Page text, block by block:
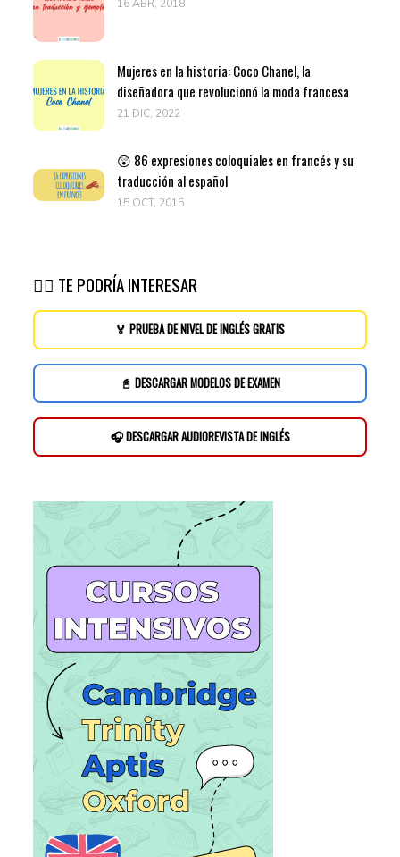
16 ABR, 2018
Mujeres en la historia: Coco Chanel, la
diseñadora que revolucionó la moda francesa
21 DIC, 2022
😲 86 expresiones coloquiales en francés y su
traducción al español
15 OCT, 2015
👉🏽 TE PODRÍA INTERESAR
🏅 PRUEBA DE NIVEL DE INGLÉS GRATIS
📓 DESCARGAR MODELOS DE EXAMEN
🎧 DESCARGAR AUDIOREVISTA DE INGLÉS